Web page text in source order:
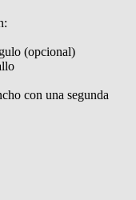
(opcional)
con una segunda